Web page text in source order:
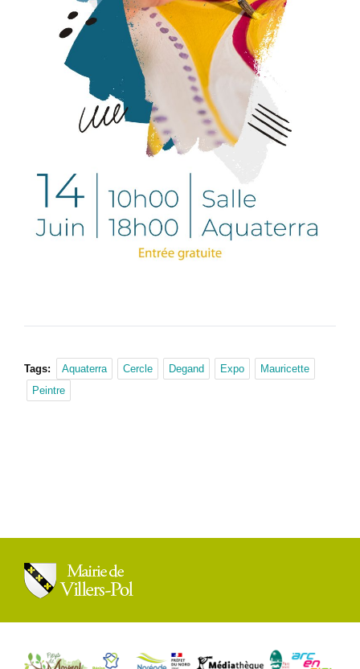
Tags: Aquaterra Cercle Degand Expo
Mauricette
Peintre